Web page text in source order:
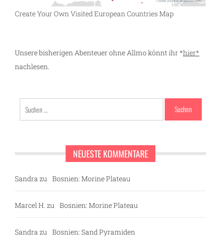
Create Your Own Visited European Countries Map
Unsere bisherigen Abenteuer ohne Allmo könnt ihr *hier*
nachlesen.
nach:
NEUESTE KOMMENTARE
Sandra zu Bosnien: Morine Plateau
Marcel H. zu Bosnien: Morine Plateau
Sandra zu Bosnien: Sand Pyramiden